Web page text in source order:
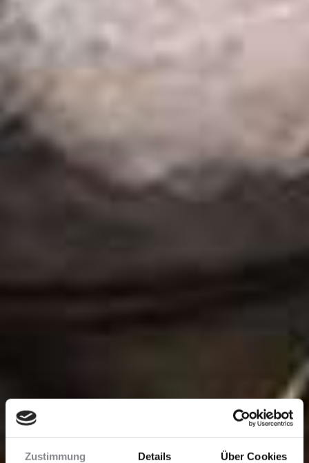
Zustimmung Details Über Cookies